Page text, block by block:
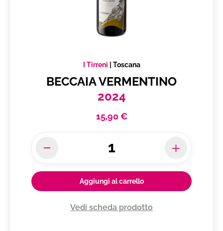
I Tirreni Toscana
BECCAIA VERMENTINO
2024
15,90 €
Aggiungi al carrello
Vedi scheda prodotto